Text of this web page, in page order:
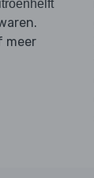
meer